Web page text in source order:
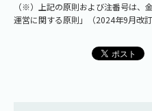
（※）上記の原則および注番号は、
運営に関する原則」（2024年9月改